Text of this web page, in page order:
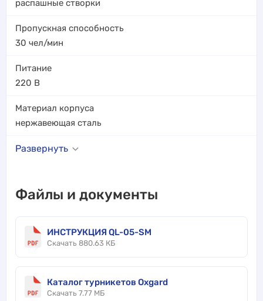
распашные створки
Пропускная способность
30 чел/мин
Питание
220 В
Материал корпуса
нержавеющая сталь
Развернуть
Файлы и документы
ИНСТРУКЦИЯ QL-05-SM
Скачать 880.63 КБ
Каталог турникетов Oxgard
Скачать 7.77 МБ